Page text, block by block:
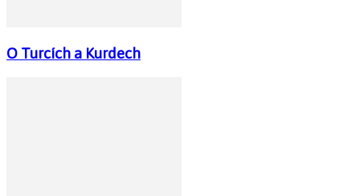
O Turcích a Kurdech